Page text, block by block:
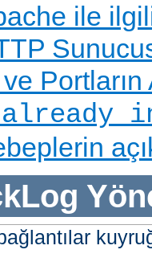
ile
Portların
already